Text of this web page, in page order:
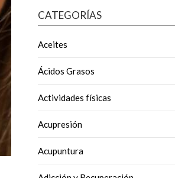
CATEGORÍAS
Aceites
Ácidos Grasos
Actividades físicas
Acupresión
Acupuntura